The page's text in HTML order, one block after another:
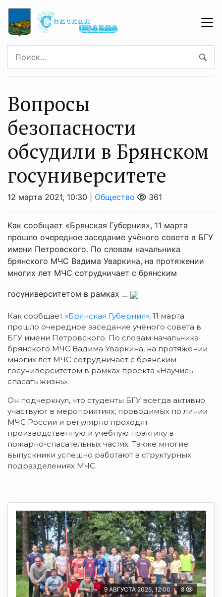
Вопросы
безопасности
обсудили в Брянском
госуниверситете
12 марта 2021, 10:30 | Общество 361
Как сообщает «Брянская Губерния», 11 марта
прошло очередное заседание учёного совета в БГУ
имени Петровского. По словам начальника
брянского МЧС Вадима Уваркина, на протяжении
многих лет МЧС сотрудничает с брянским
госуниверситетом в рамках ...
Как сообщает «Брянская Губерния», 11 марта
прошло очередное заседание учёного совета в
БГУ имени Петровского. По словам начальника
брянского МЧС Вадима Уваркина, на протяжении
многих лет МЧС сотрудничает с брянским
госуниверситетом в рамках проекта «Научись
спасать жизнь».
Он подчеркнул, что студенты БГУ всегда активно
участвуют в мероприятиях, проводимых по линии
МЧС России и регулярно проходят
производственную и учебную практику в
пожарно-спасательных частях. Также многие
выпускники успешно работают в структурных
подразделениях МЧС.
9 АВГУСТА 2026, 12:00 8